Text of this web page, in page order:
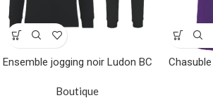
Ensemble jogging noir Ludon BC
Boutique